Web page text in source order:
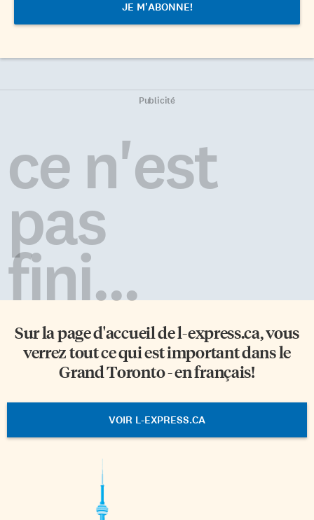
Publicité
ce n'est
pas
fini...
Sur la page d'accueil del-express.ca, vous
verrez tout ce qui est important dans le
Grand Toronto - en français!
VOIR L-EXPRESS.CA